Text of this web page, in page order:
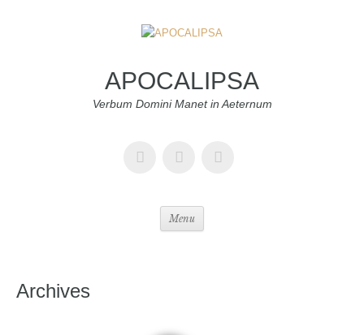
APOCALIPSA
Verbum Domini Manet in Aeternum
Menu
Archives